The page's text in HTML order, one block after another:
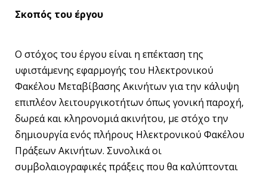
Σκοπός του έργου
Ο στόχος του έργου είναι η επέκταση της
υφιστάμενης εφαρμογής του Ηλεκτρονικού
Φακέλου Μεταβίβασης Ακινήτων για την κάλυψη
επιπλέον λειτουργικοτήτων όπως γονική παροχή,
δωρεά και κληρονομιά ακινήτου, με στόχο την
δημιουργία ενός πλήρους Ηλεκτρονικού Φακέλου
Πράξεων Ακινήτων. Συνολικά οι
συμβολαιογραφικές πράξεις που θα καλύπτονται